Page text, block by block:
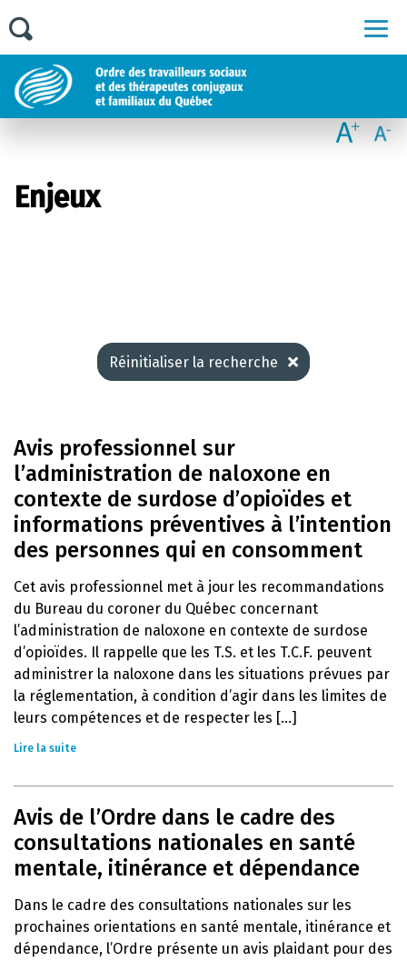
Enjeux
Réinitialiser la recherche
Avis professionnel sur
l’administration de naloxone en
contexte de surdose d’opioïdes et
informations préventives à l’intention
des personnes qui en consomment
Cet avis professionnel met à jour les recommandations
du Bureau du coroner du Québec concernant
l’administration de naloxone en contexte de surdose
d’opioïdes. Il rappelle que les T.S. et les T.C.F. peuvent
administrer la naloxone dans les situations prévues par
la réglementation, à condition d’agir dans les limites de
leurs compétences et de respecter les [...]
Lire la suite
Avis de l’Ordre dans le cadre des
consultations nationales en santé
mentale, itinérance et dépendance
Dans le cadre des consultations nationales sur les
prochaines orientations en santé mentale, itinérance et
dépendance, l’Ordre présente un avis plaidant pour des